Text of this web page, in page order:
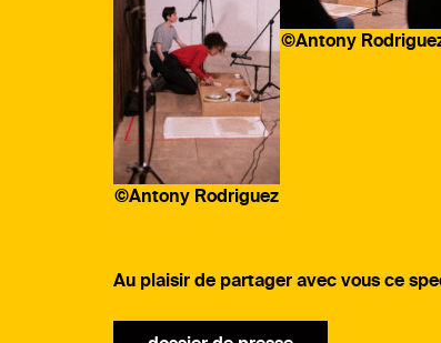
©Antony Rodriguez
©Antony
Au plaisir de partager avec vous ce